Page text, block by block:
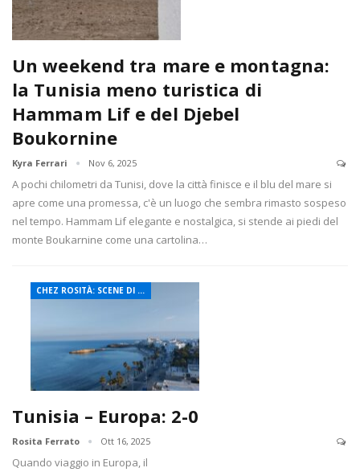
Un weekend tra mare e montagna:
la Tunisia meno turistica di
Hammam Lif e del Djebel
Boukornine
Kyra Ferrari Nov 6, 2025
A pochi chilometri da Tunisi, dove la città finisce e il blu del mare si
apre come una promessa, c'è un luogo che sembra rimasto sospeso
nel tempo. Hammam Lif elegante e nostalgica, si stende ai piedi del
monte Boukarnine come una cartolina…
CHEZ ROSITÀ: SCENE DI QUOTIDIANITÀ TUNISINA
Tunisia – Europa: 2-0
Rosita Ferrato Ott 16, 2025
Quando viaggio in Europa, il